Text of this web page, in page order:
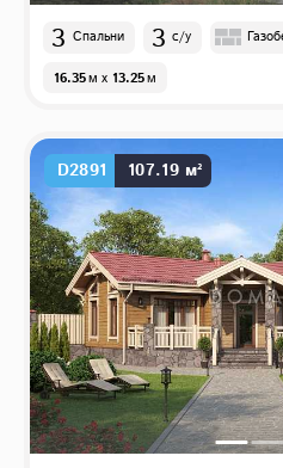
3 Спальни 3 с/у
16.35м x 13.25м
D2891 107.19 м²